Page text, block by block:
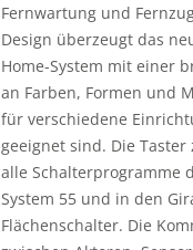
Fernwartung und
Design überzeugt das
Home-System mit einer
an Farben, Formen und
für verschiedene
geeignet sind. Die Taster
alle Schalterprogramme
System 55 und in den
Flächenschalter. Die